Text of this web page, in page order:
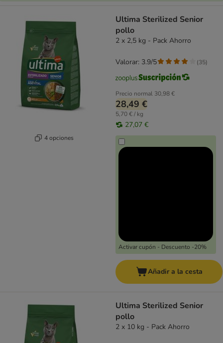
4 opciones
Ultima Sterilized Senior
pollo
2 x 2,5 kg - Pack Ahorro
Precio normal 30,98 €
28,49 €
5,70 € / kg
27,07 €
Activar cupón - Descuento -20%
Valorar: 3.9/5 (35)
Añadir a la cesta
Ultima Sterilized Senior
pollo
2 x 10 kg - Pack Ahorro